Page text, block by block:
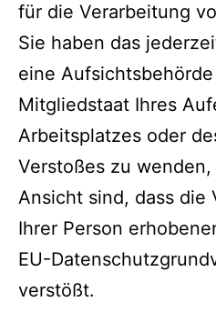
für die Verarbeitung
Sie haben das
eine
Mitgliedstaat Ihres
Arbeitsplatzes oder
Verstoßes zu
Ansicht sind, dass die
Ihrer Person
EU-
verstößt.